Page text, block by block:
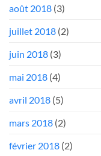
août 2018 (3)
juillet 2018 (2)
juin 2018 (3)
mai 2018 (4)
avril 2018 (5)
mars 2018 (2)
février 2018 (2)